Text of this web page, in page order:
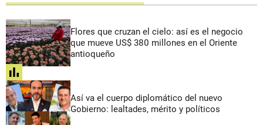
Flores que cruzan el cielo: así es el negocio
que mueve US$ 380 millones en el Oriente
antioqueño
share
Así va el cuerpo diplomático del nuevo
Gobierno: lealtades, mérito y políticos